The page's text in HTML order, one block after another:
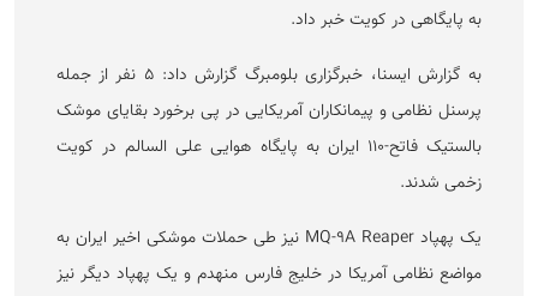
به پایگاهی در کویت خبر داد.
به گزارش ایسنا، خبرگزاری بلومبرگ گزارش داد: ۵ نفر از جمله
پرسنل نظامی و پیمانکاران آمریکایی در پی برخورد بقایای موشک
بالستیک فاتح-۱۱۰ ایران به پایگاه هوایی علی السالم در کویت
زخمی شدند.
یک پهپاد MQ-۹A Reaper نیز طی حملات موشکی اخیر ایران به
مواضع نظامی آمریکا در خلیج فارس منهدم و یک پهپاد دیگر نیز